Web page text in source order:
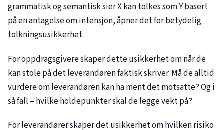
grammatisk og semantisk sier X kan tolkes som Y basert
på en antagelse om intensjon, åpner det for betydelig
tolkningsusikkerhet.
For oppdragsgivere skaper dette usikkerhet om når de
kan stole på det leverandøren faktisk skriver. Må de alltid
vurdere om leverandøren kan ha ment det motsatte? Og i
så fall – hvilke holdepunkter skal de legge vekt på?
For leverandører skaper det usikkerhet om hvilken risiko